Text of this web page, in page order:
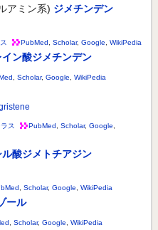
アミン系) ジメチンデン
PubMed Scholar, Google WikiPedia
イン酸ジメチンデン
Scholar, Google WikiPedia
ス PubMed Scholar, Google
ル酸ジメトチアジン
Scholar, Google WikiPedia
ール
Scholar, Google WikiPedia